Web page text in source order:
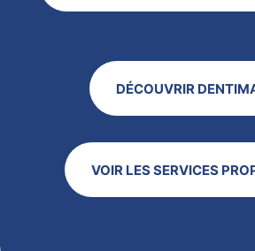
DÉCOUVRIR
VOIR LES SERVICES